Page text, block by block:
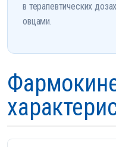
в терапевтических
овцами.